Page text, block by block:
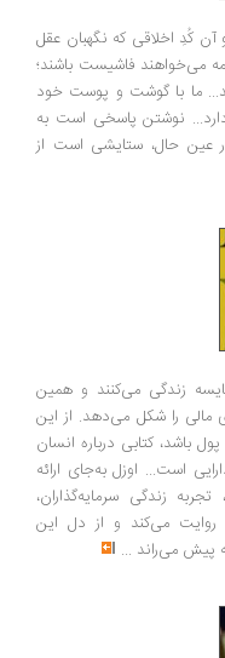
که نگهبان عقل
فاشیست باشند؛
گوشت و پوست خود
پاسخی است به
ستایشی است از
می‌کنند و همین
شکل می‌دهد. از این
کتابی درباره انسان
اوزل به‌جای ارائه
سرمایه‌گذاران،
می‌کند و از دل این
...